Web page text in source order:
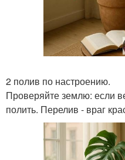
2 полив по настроению.
Проверяйте землю: если
полить. Перелив - враг